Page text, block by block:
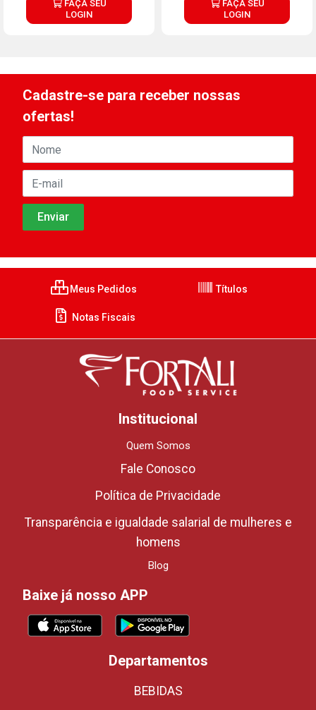
FAÇA SEU
LOGIN
FAÇA SEU
LOGIN
Cadastre-se para receber nossas
ofertas!
Meus Pedidos Títulos
Notas Fiscais
Institucional
Quem Somos
Fale Conosco
Política de Privacidade
Transparência e igualdade salarial de mulheres e
homens
Blog
Baixe já nosso APP
Departamentos
BEBIDAS